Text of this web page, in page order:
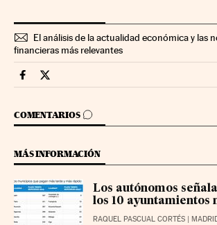
El análisis de la actualidad económica y las
financieras más relevantes
Economia Cinco Días en Facebook
Economia Cinco Días en Twitter
COMENTARIOS
IR A LOS COMENTARIOS
MÁS INFORMACIÓN
Los autónomos
los 10 ayuntamientos
RAQUEL PASCUAL CORTÉS |